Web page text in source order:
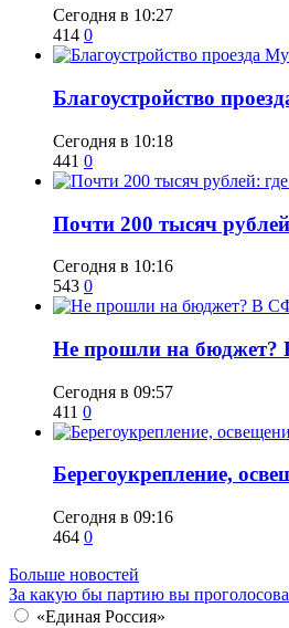
Сегодня в 10:27
414 0
Благоустройство
Сегодня в 10:18
441 0
​Почти 200 тысяч
Сегодня в 10:16
543 0
Не прошли на бюджет?
Сегодня в 09:57
411 0
Берегоукрепление,
Сегодня в 09:16
464 0
Больше новостей
За какую бы партию вы
«Единая Россия»